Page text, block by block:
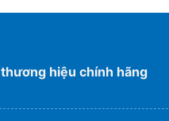
thương hiệu chính hãng